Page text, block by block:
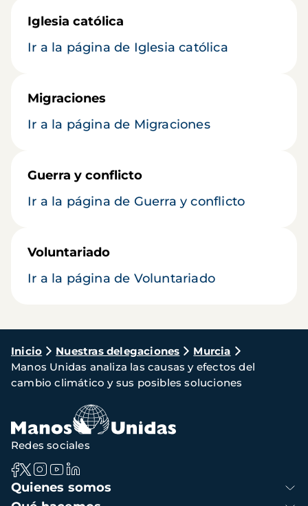
Iglesia católica
Ir a la página de Iglesia católica
Migraciones
Ir a la página de Migraciones
Guerra y conflicto
Ir a la página de Guerra y conflicto
Voluntariado
Ir a la página de Voluntariado
Ruta
de
navegación
Inicio Nuestras delegaciones
Murcia
Manos Unidas analiza las causas y efectos del
cambio climático y sus posibles soluciones
Navegación
principal
Quienes somos
Redes sociales